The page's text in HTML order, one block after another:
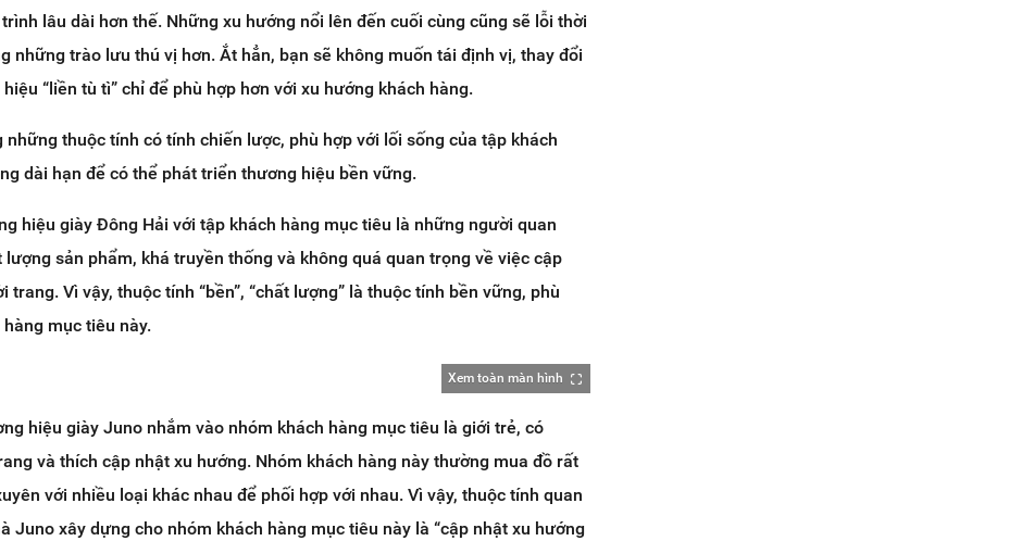
lâu dài hơn thế. Những xu hướng nổi lên đến cuối cùng cũng sẽ lỗi thời
những trào lưu thú vị hơn. Ắt hẳn, bạn sẽ không muốn tái định vị, thay đổi
“liền tù tì” chỉ để phù hợp hơn với xu hướng khách hàng.
những thuộc tính có tính chiến lược, phù hợp với lối sống của tập khách
dài hạn để có thể phát triển thương hiệu bền vững.
hiệu giày Đông Hải với tập khách hàng mục tiêu là những người quan
sản phẩm, khá truyền thống và không quá quan trọng về việc cập
trang. Vì vậy, thuộc tính “bền”, “chất lượng” là thuộc tính bền vững, phù
mục tiêu này.
Xem toàn màn hình
hiệu giày Juno nhắm vào nhóm khách hàng mục tiêu là giới trẻ, có
và thích cập nhật xu hướng. Nhóm khách hàng này thường mua đồ rất
với nhiều loại khác nhau để phối hợp với nhau. Vì vậy, thuộc tính quan
Juno xây dựng cho nhóm khách hàng mục tiêu này là “cập nhật xu hướng